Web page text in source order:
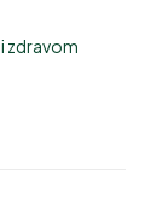
zdravom